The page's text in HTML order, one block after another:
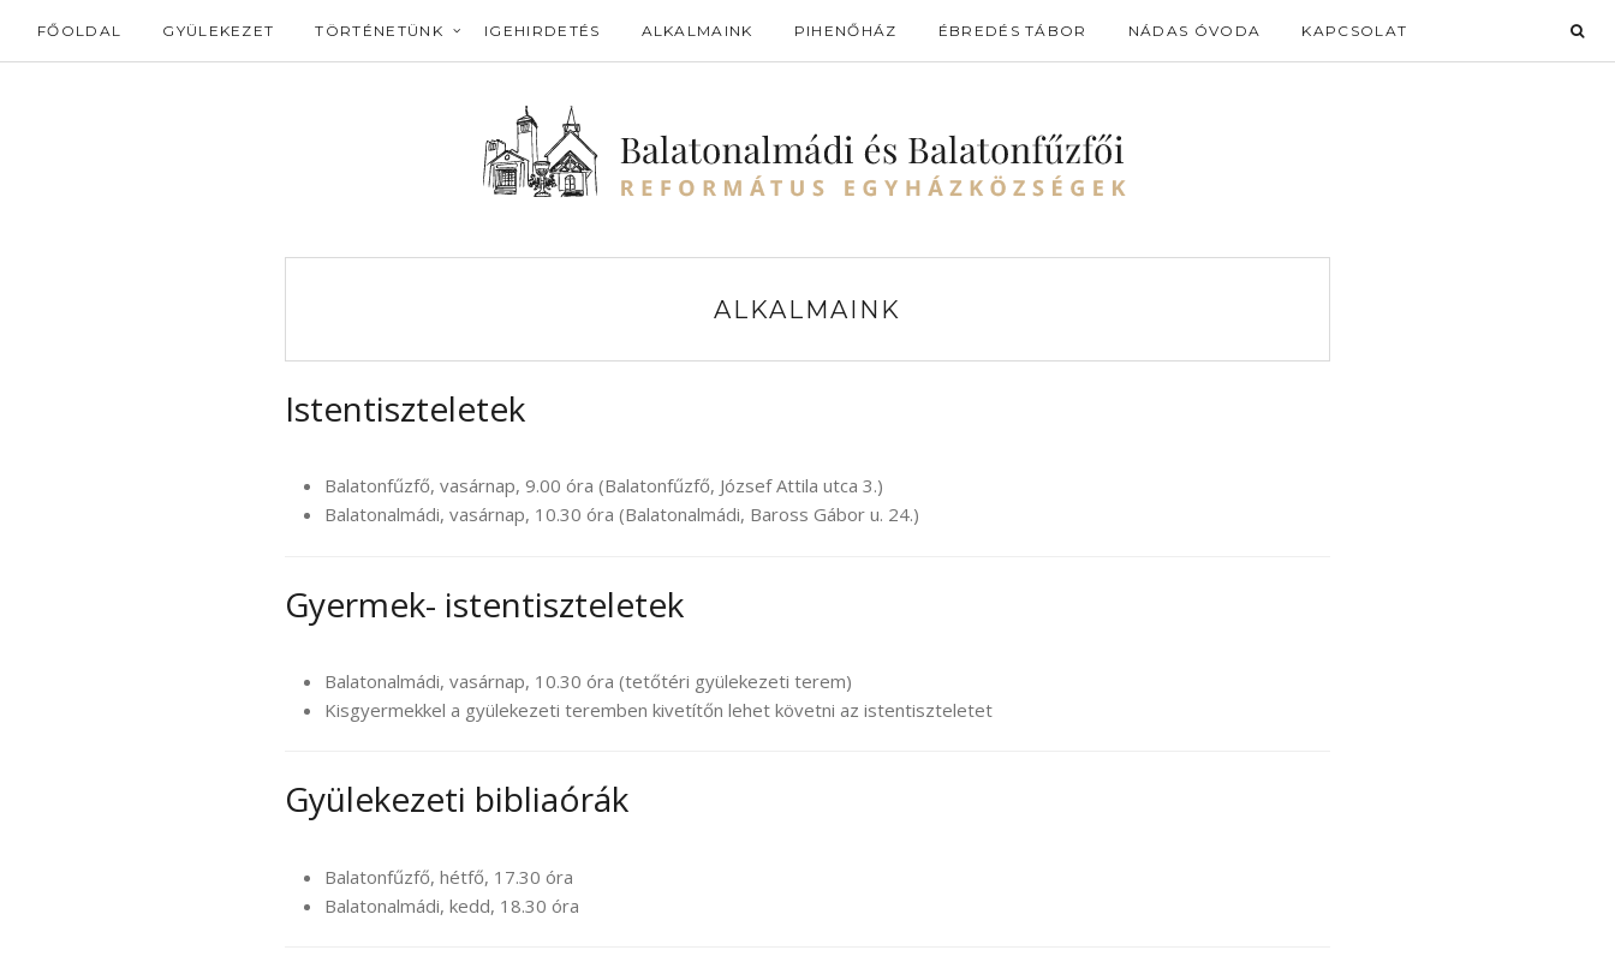
FŐOLDAL GYÜLEKEZET TÖRTÉNETÜNK IGEHIRDETÉS ALKALMAINK PIHENŐHÁZ ÉBREDÉS TÁBOR NÁDAS ÓVODA KAPCSOLAT
ALKALMAINK
Istentiszteletek
Balatonfűzfő, vasárnap, 9.00 óra (Balatonfűzfő, József Attila utca 3.)
Balatonalmádi, vasárnap, 10.30 óra (Balatonalmádi, Baross Gábor u. 24.)
Gyermek- istentiszteletek
Balatonalmádi, vasárnap, 10.30 óra (tetőtéri gyülekezeti terem)
Kisgyermekkel a gyülekezeti teremben kivetítőn lehet követni az istentiszteletet
Gyülekezeti bibliaórák
Balatonfűzfő, hétfő, 17.30 óra
Balatonalmádi, kedd, 18.30 óra